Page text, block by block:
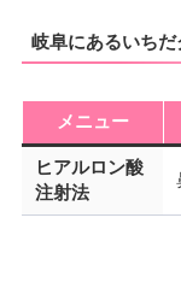
岐阜にあるいち
メニュー
ヒアルロン酸
注射法